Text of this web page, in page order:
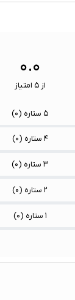
۰.۰
از ۵ امتیاز
۵ ستاره ( ۰)
۴ ستاره ( ۰)
۳ ستاره ( ۰)
۲ ستاره ( ۰)
۱ ستاره ( ۰)